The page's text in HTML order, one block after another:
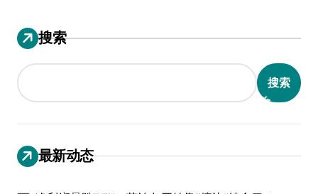
搜索
搜索
最新动态